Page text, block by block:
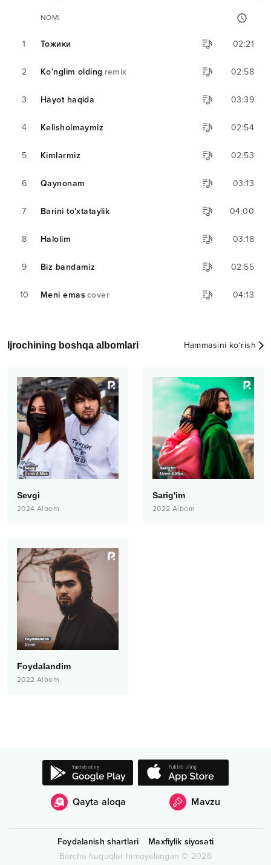
NOMI
1 Тожики 02:21
2 Ko’nglim olding remix 02:58
3 Hayot haqida 03:39
4 Kelisholmaymiz 02:54
5 Kimlarmiz 02:53
6 Qaynonam 03:13
7 Barini to'xtataylik 04:00
8 Halolim 03:18
9 Biz bandamiz 02:55
10 Meni emas cover 04:13
Ijrochining boshqa albomlari Hammasini ko‘rish
Sevgi
2024 Albom
Sarig'im
2022 Albom
Foydalandim
2022 Albom
Qayta aloqa Mavzu
Foydalanish shartlari
Maxfiylik siyosati
Barcha huquqlar himoyalangan © 2026